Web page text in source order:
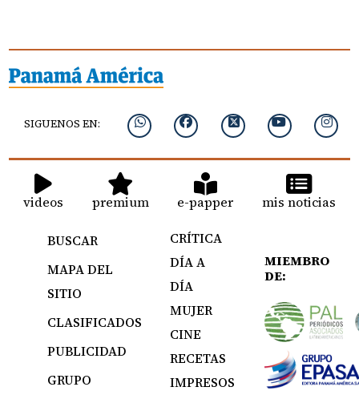
SIGUENOS EN:
videos premium e-papper mis noticias
BUSCAR
MAPA DEL
SITIO
CLASIFICADOS
PUBLICIDAD
GRUPO
CRÍTICA
DÍA A
DÍA
MUJER
CINE
RECETAS
IMPRESOS
MIEMBRO
DE: